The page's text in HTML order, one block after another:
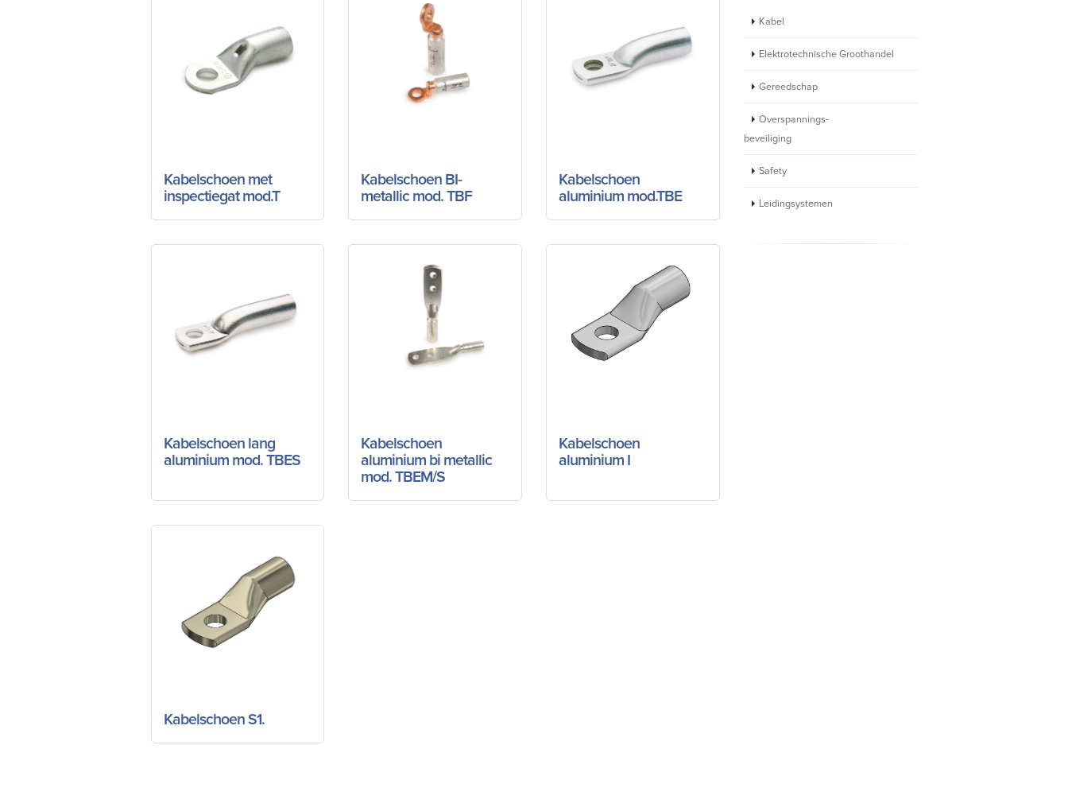
Kabelschoen met
inspectiegat mod.T
Kabelschoen BI-
metallic mod. TBF
Kabelschoen
aluminium mod.TBE
Kabelschoen lang
aluminium mod. TBES
Kabelschoen
aluminium bi metallic
mod. TBEM/S
Kabelschoen
aluminium I
Kabelschoen S1.
Kabel
Elektrotechnische Groothandel
Gereedschap
Overspannings-
beveiliging
Safety
Leidingsystemen